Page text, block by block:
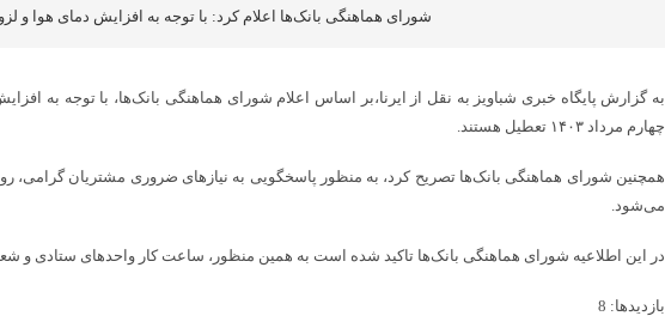
شورای هماهنگی بانک‌ها اعلام کرد: با توجه به افزایش دمای هوا
به گزارش پایگاه خبری شباویز به نقل از ایرنا،بر اساس اعلام شورای هماهنگی بانک‌ها، با توجه
چهارم مرداد ۱۴۰۳ تعطیل هستند.
می‌شود.
در این اطلاعیه شورای هماهنگی بانک‌ها تاکید شده است به همین منظور، ساعت کار واحدهای ستادی و شعب بانک ها در روزهای شنبه ششم مرداد
بازدیدها: 8